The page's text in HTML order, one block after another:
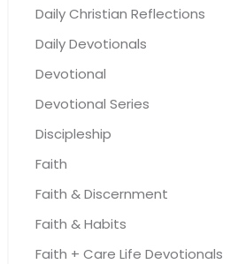
Daily Christian Reflections
Daily Devotionals
Devotional
Devotional Series
Discipleship
Faith
Faith & Discernment
Faith & Habits
Faith + Care Life Devotionals